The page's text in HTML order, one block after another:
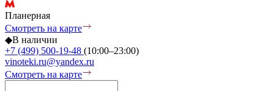
Планерная
Смотреть на карте
◆В наличии
+7 (499) 500-19-48 (10:00–23:00)
vinoteki.ru@yandex.ru
Смотреть на карте